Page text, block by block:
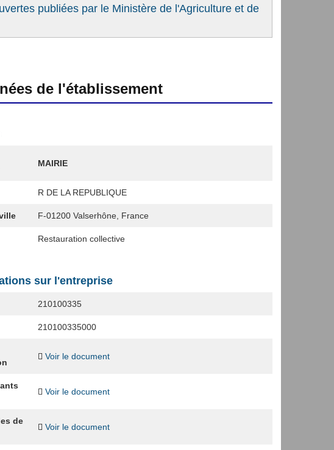
publiées par le Ministère de l'Agriculture et de
de l'établissement
MAIRIE
R DE LA REPUBLIQUE
F-01200 Valserhône, France
Restauration collective
sur l'entreprise
210100335
210100335000
Voir le document
Voir le document
de
Voir le document